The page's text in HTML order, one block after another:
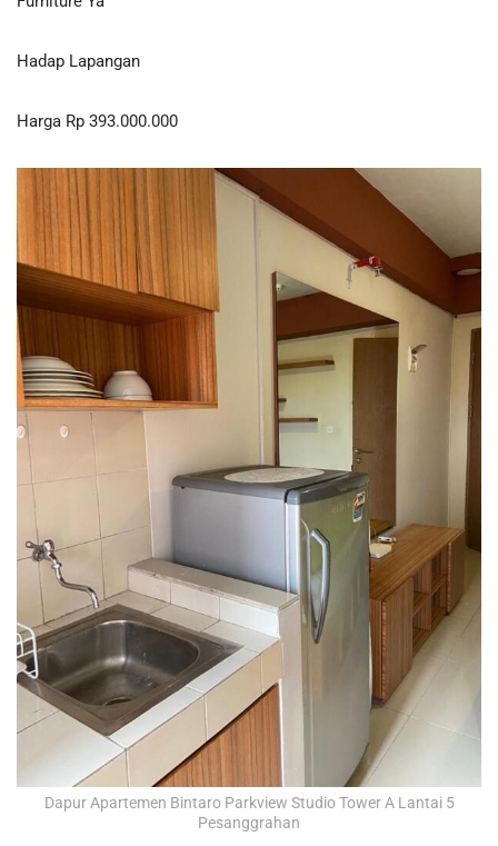
Hadap Lapangan
Harga Rp 393.000.000
Dapur Apartemen Bintaro Parkview Studio Tower A Lantai 5
Pesanggrahan